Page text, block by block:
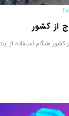
از کشور
کشور هنگام استفاده از